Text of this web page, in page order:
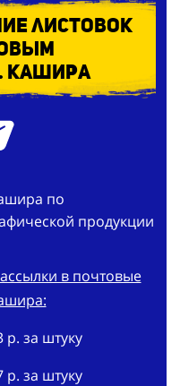
листовок
Кашира
по
продукции
в почтовые
р. за штуку
р. за штуку